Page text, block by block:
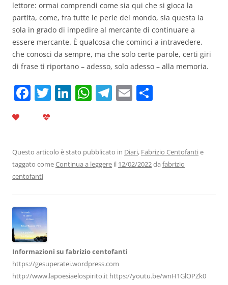
lettore: ormai comprendi come sia qui che si gioca la
partita, come, fra tutte le perle del mondo, sia questa la
sola in grado di impedire al mercante di continuare a
essere mercante. È qualcosa che cominci a intravedere,
che conosci da sempre, ma che solo certe parole, certi giri
di frase ti riportano – adesso, solo adesso – alla memoria.
F
b
o
k
T Li
dI
n
W
A
p
T
a
m
E
vi
di
Questo articolo è stato pubblicato in Diari, Fabrizio Centofantie
taggato comeContinua a leggere il 12/02/2022da fabrizio
centofanti
Informazioni su fabrizio centofanti
https://gesuperatei.wordpress.com
http://www.lapoesiaelospirito.it https://youtu.be/wnH1GlOPZk0